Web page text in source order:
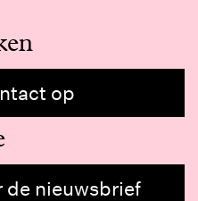
op
de nieuwsbrief